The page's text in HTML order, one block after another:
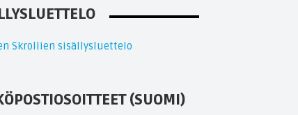
Skrollien sisällysluettelo
(SUOMI)